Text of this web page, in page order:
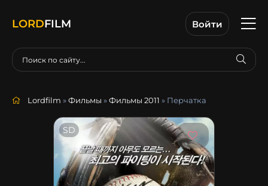
LORDFILM Войти
Lordfilm »Фильмы »Фильмы 2011 » Перчатка
SD